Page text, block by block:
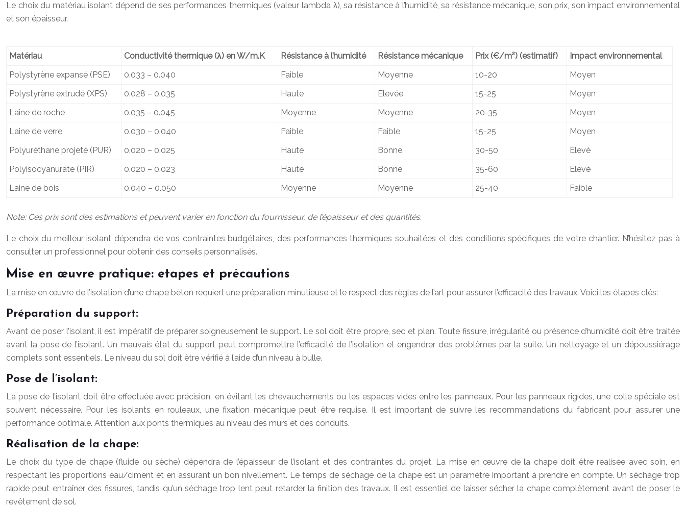
Le choix du matériau isolant dépend de ses performances thermiques (valeur lambda λ), sa résistance à l’humidité, sa résistance mécanique, son prix, son impact environnemental
et son épaisseur.
Matériau Conductivité thermique (λ) en W/m.K Résistance à l’humidité Résistance mécanique Prix (€/m²) (estimatif)
Impact environnemental
Polystyrène expansé (PSE)
0.033 – 0.040 Faible Moyenne 10-20
Moyen
Polystyrène extrudé (XPS)
0.028 – 0.035 Haute Elevée 15-25
Moyen
Laine de roche
0.035 – 0.045 Moyenne Moyenne 20-35
Moyen
Laine de verre
0.030 – 0.040 Faible Faible 15-25
Moyen
Polyuréthane projeté (PUR)
0.020 – 0.025 Haute Bonne 30-50
Elevé
Polyisocyanurate (PIR)
0.020 – 0.023 Haute Bonne 35-60
Elevé
Laine de bois
0.040 – 0.050 Moyenne Moyenne 25-40 Faible
Note: Ces prix sont des estimations et peuvent varier en fonction du fournisseur, de l’épaisseur et des quantités.
Le choix du meilleur isolant dépendra de vos contraintes budgétaires, des performances thermiques souhaitées et des conditions spécifiques de votre chantier. N’hésitez pas à
consulter un professionnel pour obtenir des conseils personnalisés.
Mise en œuvre pratique: etapes et précautions
La mise en œuvre de l’isolation d’une chape béton requiert une préparation minutieuse et le respect des règles de l’art pour assurer l’efficacité des travaux. Voici les étapes clés:
Préparation du support:
Avant de poser l’isolant, il est impératif de préparer soigneusement le support. Le sol doit être propre, sec et plan. Toute fissure, irrégularité ou présence d’humidité doit être traitée
avant la pose de l’isolant. Un mauvais état du support peut compromettre l’efficacité de l’isolation et engendrer des problèmes par la suite. Un nettoyage et un dépoussiérage
complets sont essentiels. Le niveau du sol doit être vérifié à l’aide d’un niveau à bulle.
Pose de l’isolant:
La pose de l’isolant doit être effectuée avec précision, en évitant les chevauchements ou les espaces vides entre les panneaux. Pour les panneaux rigides, une colle spéciale est
souvent nécessaire. Pour les isolants en rouleaux, une fixation mécanique peut être requise. Il est important de suivre les recommandations du fabricant pour assurer une
performance optimale. Attention aux ponts thermiques au niveau des murs et des conduits.
Réalisation de la chape:
Le choix du type de chape (fluide ou sèche) dépendra de l’épaisseur de l’isolant et des contraintes du projet. La mise en œuvre de la chape doit être réalisée avec soin, en
respectant les proportions eau/ciment et en assurant un bon nivellement. Le temps de séchage de la chape est un paramètre important à prendre en compte. Un séchage trop
rapide peut entraîner des fissures, tandis qu’un séchage trop lent peut retarder la finition des travaux. Il est essentiel de laisser sécher la chape complètement avant de poser le
revêtement de sol.